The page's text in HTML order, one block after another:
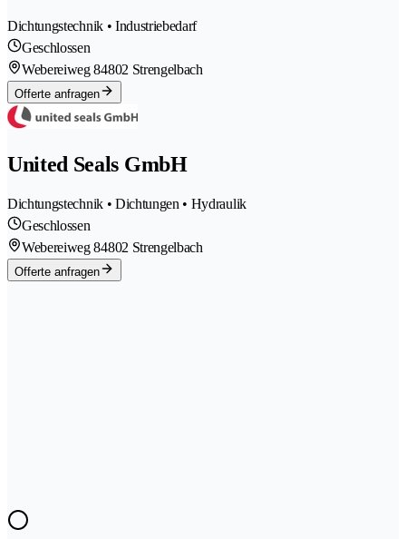
Dichtungstechnik • Industriebedarf
Geschlossen
Webereiweg 84802 Strengelbach
Offerte anfragen
United Seals GmbH
Dichtungstechnik • Dichtungen • Hydraulik
Geschlossen
Webereiweg 84802 Strengelbach
Offerte anfragen